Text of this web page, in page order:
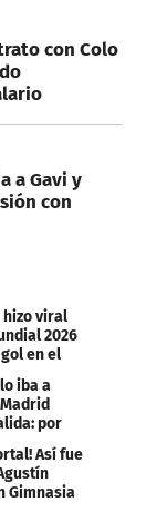
con Colo
a Gavi y
con
hizo viral
2026
en el
iba a
por
Así fue
Gimnasia